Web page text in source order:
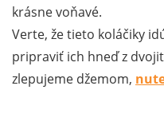
krásne voňavé.
Verte, že tieto koláčiky
pripraviť ich hneď z
zlepujeme džemom,